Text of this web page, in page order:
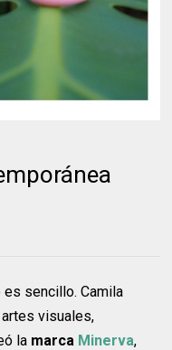
es sencillo. Camila
visuales,
la marca Minerva,